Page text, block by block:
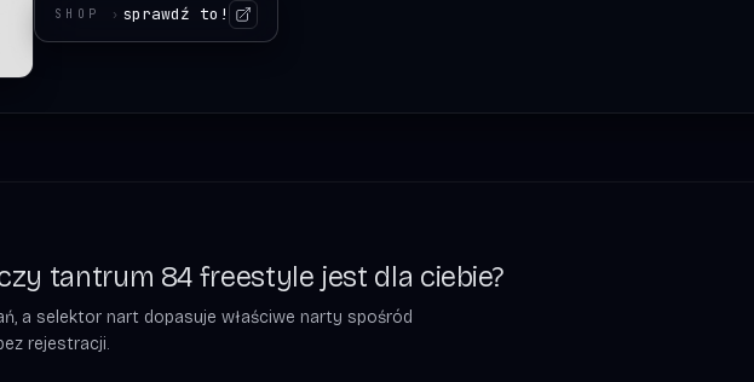
SHOP › sprawdź to!
tantrum 84 freestyle jest dla ciebie?
a selektor nart dopasuje właściwe narty spośród
rejestracji.